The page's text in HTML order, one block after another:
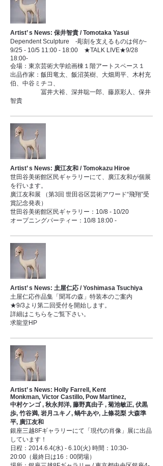
Artist’ s News: 保井智貴 / Tomotaka Yasui
Dependent Sculpture -彫刻を支えるものは何か-
9/25 - 10/5 11:00 - 18:00 ★TALK LIVE★9/28
18:00-
会場：東京芸術大学絵画棟１階アートスペース１
出品作家：飯田竜太、飯沼英樹、大畑周平、木村充
伯、中谷ミチコ、
冨井大裕、深井聡一郎、藤原彩人、保井
智貴
Artist’ s News: 廣江友和 / Tomokazu Hiroe
世田谷美術館区民ギャラリーにて、廣江友和が個展
を行います。
廣江友和展 （第3回 世田谷区芸術アワード“飛翔”受
賞記念発表）
世田谷美術館区民ギャラリー：10/8 - 10/20
オープニングパーティー：10/8 18:00 -
Artist’ s News: 土屋仁応 / Yoshimasa Tsuchiya
土屋仁応作品集「聞耳の森」特装本のご案内
★9/3より第二回受付を開始します。
詳細はこちらをご覧下さい。
求龍堂HP
Artist’ s News: Holly Farrell, Kent
Monkman, Victor Castillo, Pow Martinez,
中村ケンゴ , 秋永邦洋, 藤野真由子 , 菊池敏正, 伏黒
歩, 竹谷満, 岩月ユキノ, 蝸牛あや, 上條花梨 大森準
平, 廣江友和
銀座三越8Fギャラリーにて「現代の肖像」展に出品
しています！
日程：2014.6.4(水) - 6.10(火) 時間：10:30-
20:00（最終日は16：00閉場）